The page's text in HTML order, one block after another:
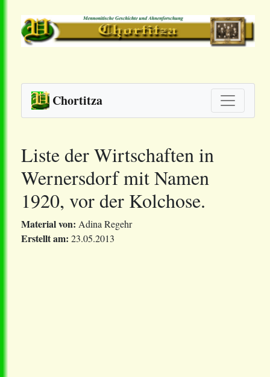
Chortitza
Liste der Wirtschaften in
Wernersdorf mit Namen
1920, vor der Kolchose.
Material von: Adina Regehr
Erstellt am: 23.05.2013